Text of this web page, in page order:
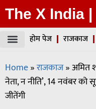
The X India |
होम पेज राजकाज
Home»राजकाज»अमित
नेता, न नीति’, 14 नवंबर को
जीतेंगी